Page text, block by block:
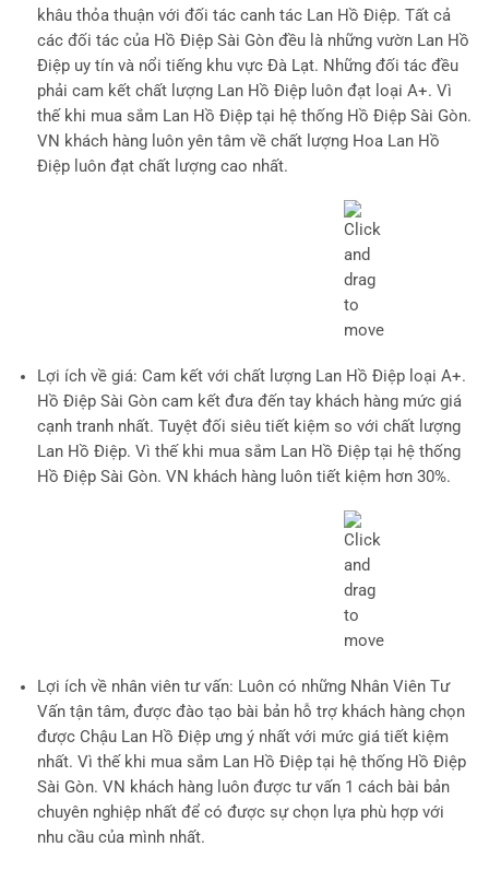
khâu thỏa thuận với đối tác canh tác Lan Hồ Điệp. Tất cả
các đối tác của Hồ Điệp Sài Gòn đều là những vườn Lan Hồ
Điệp uy tín và nổi tiếng khu vực Đà Lạt. Những đối tác đều
phải cam kết chất lượng Lan Hồ Điệp luôn đạt loại A+. Vì
thế khi mua sắm Lan Hồ Điệp tại hệ thống Hồ Điệp Sài Gòn.
VN khách hàng luôn yên tâm về chất lượng Hoa Lan Hồ
Điệp luôn đạt chất lượng cao nhất.
Lợi ích về giá: Cam kết với chất lượng Lan Hồ Điệp loại A+.
Hồ Điệp Sài Gòn cam kết đưa đến tay khách hàng mức giá
cạnh tranh nhất. Tuyệt đối siêu tiết kiệm so với chất lượng
Lan Hồ Điệp. Vì thế khi mua sắm Lan Hồ Điệp tại hệ thống
Hồ Điệp Sài Gòn. VN khách hàng luôn tiết kiệm hơn 30%.
Lợi ích về nhân viên tư vấn: Luôn có những Nhân Viên Tư
Vấn tận tâm, được đào tạo bài bản hỗ trợ khách hàng chọn
được Chậu Lan Hồ Điệp ưng ý nhất với mức giá tiết kiệm
nhất. Vì thế khi mua sắm Lan Hồ Điệp tại hệ thống Hồ Điệp
Sài Gòn. VN khách hàng luôn được tư vấn 1 cách bài bản
chuyên nghiệp nhất để có được sự chọn lựa phù hợp với
nhu cầu của mình nhất.